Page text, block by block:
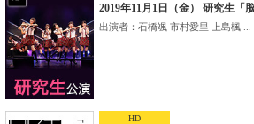
2019年11月1日（金） 研究生「
出演者：石橋颯 市村愛里 上島楓 ...
HD